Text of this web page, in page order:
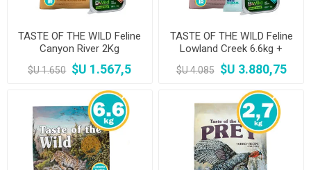
TASTE OF THE WILD Feline
Canyon River 2Kg
$U 1.650 $U 1.567,5
TASTE OF THE WILD Feline
Lowland Creek 6.6kg +
Sanitario + Paté
$U 4.085 $U 3.880,75